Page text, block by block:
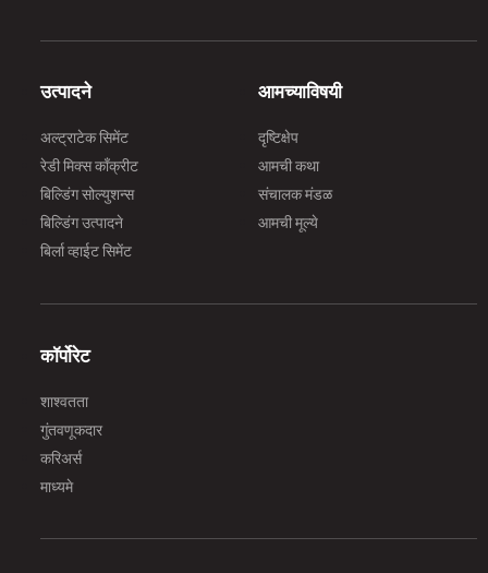
उत्पादने
अल्ट्राटेक सिमेंट
रेडी मिक्स काँक्रीट
बिल्डिंग सोल्युशन्स
बिल्डिंग उत्पादने
बिर्ला व्हाईट सिमेंट
आमच्याविषयी
दृष्टिक्षेप
आमची कथा
संचालक मंडळ
आमची मूल्ये
कॉर्पोरेट
शाश्वतता
गुंतवणूकदार
करिअर्स
माध्यमे